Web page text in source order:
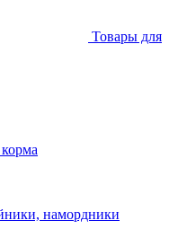
Товары для
намордники